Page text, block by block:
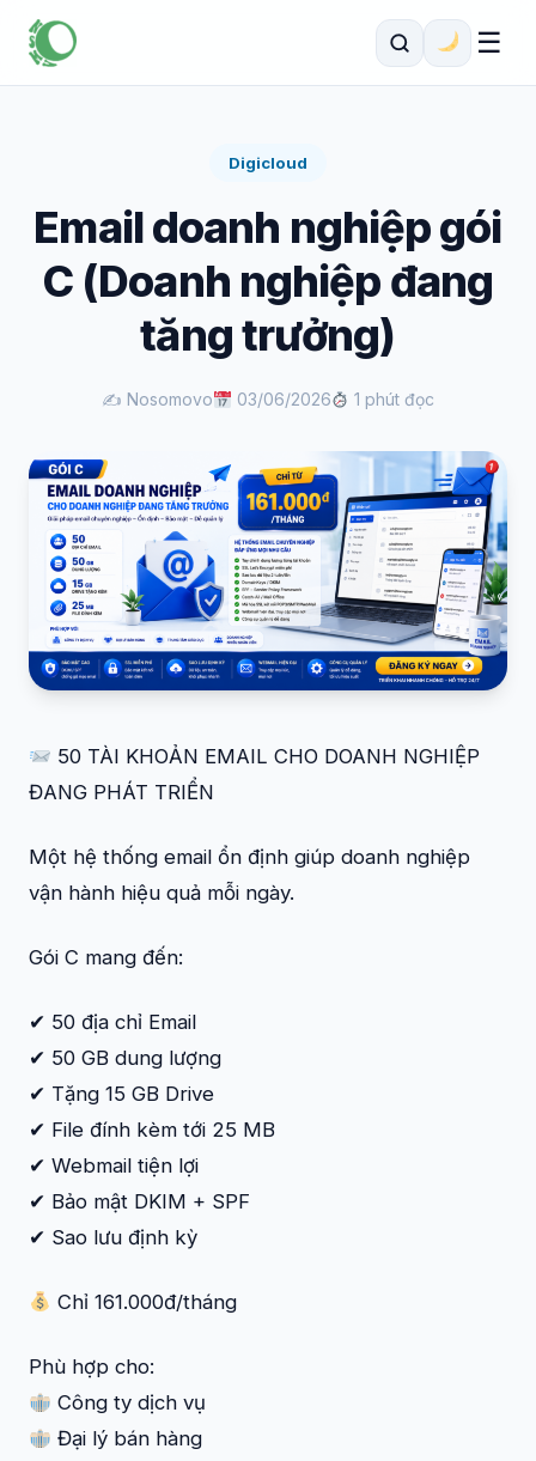
☰
Digicloud
Email doanh nghiệp gói
C (Doanh nghiệp đang
tăng trưởng)
✍️ Nosomovo 03/06/2026 1 phút đọc
50 TÀI KHOẢN EMAIL CHO DOANH NGHIỆP
ĐANG PHÁT TRIỂN
Một hệ thống email ổn định giúp doanh nghiệp
vận hành hiệu quả mỗi ngày.
Gói C mang đến:
✔ 50 địa chỉ Email
✔ 50 GB dung lượng
✔ Tặng 15 GB Drive
✔ File đính kèm tới 25 MB
✔ Webmail tiện lợi
✔ Bảo mật DKIM + SPF
✔ Sao lưu định kỳ
Chỉ 161.000đ/tháng
Phù hợp cho:
Công ty dịch vụ
Đại lý bán hàng